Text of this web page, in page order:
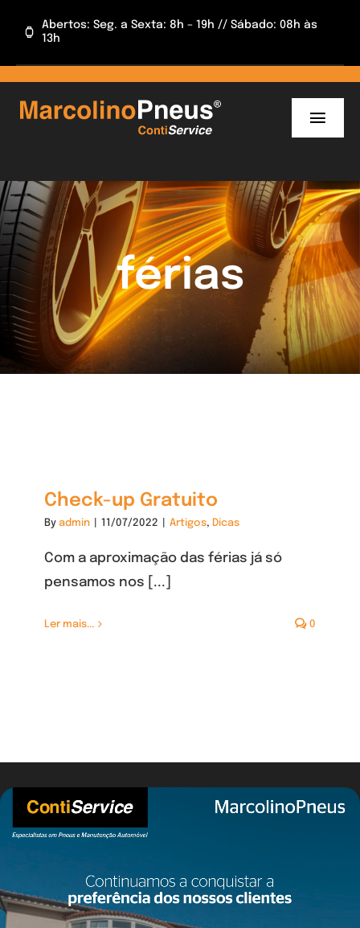
Abertos: Seg. a Sexta: 8h – 19h // Sábado: 08h às
13h
INFORMAÇÕES
CAMPANHAS
APP
férias
Check-up Gratuito
By admin 11/07/2022 Artigos, Dicas
Com a aproximação das férias já só
pensamos nos [...]
Ler mais... 0